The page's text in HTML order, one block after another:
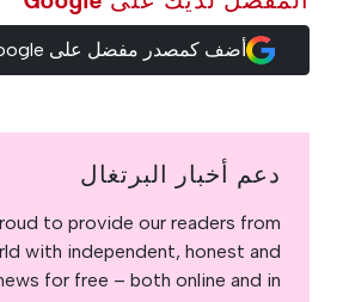
أضف كمصدر مفضل على Google
دعم أخبار البرتغال
to provide our readers from
with independent, honest and
for free – both online and in